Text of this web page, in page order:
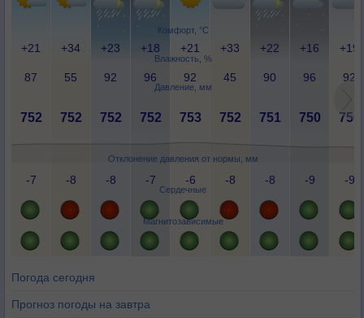
Комфорт, °C
Влажность, %
Давление, мм
Отклонение давления от нормы, мм
Сердечные
Магнитозависимые
+21 +34 +23 +18 +21 +33 +22 +16 +19
87 55 92 96 92 45 90 96 92
752 752 752 752 753 752 751 750 750
-7 -8 -8 -7 -6 -8 -8 -9 -9
Погода сегодня
Прогноз погоды на завтра